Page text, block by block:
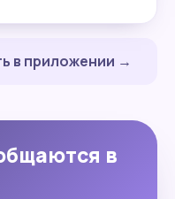
в приложении →
в